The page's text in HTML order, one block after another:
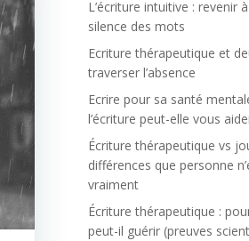
L’écriture intuitive : revenir
silence des mots
Ecriture thérapeutique et
traverser l’absence
Ecrire pour sa santé
l’écriture peut-elle vous
Écriture thérapeutique vs
différences que personne
vraiment
Écriture thérapeutique :
peut-il guérir (preuves